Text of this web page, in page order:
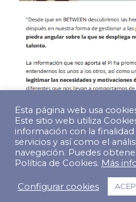
© Copyright 2022 The
Esta página web usa
Este sitio web utiliza
información con la
servicios y así como el
navegación. Puedes
Política de Cookies. Más
Configurar cookies